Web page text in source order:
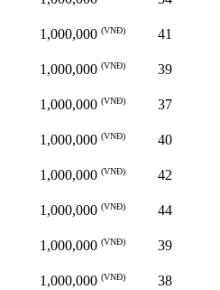
1,000,000 (VNĐ) 41
1,000,000 (VNĐ) 39
1,000,000 (VNĐ) 37
1,000,000 (VNĐ) 40
1,000,000 (VNĐ) 42
1,000,000 (VNĐ) 44
1,000,000 (VNĐ) 39
1,000,000 (VNĐ) 38